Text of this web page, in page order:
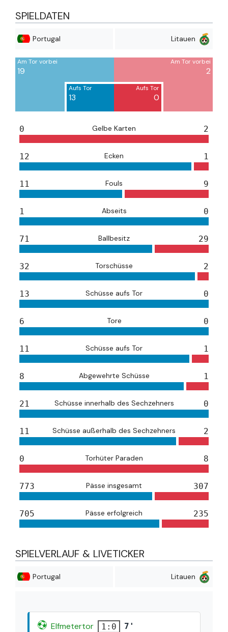
SPIELDATEN
Portugal Litauen
Am Tor vorbei
19
Aufs Tor
13
Aufs Tor
0
Am Tor vorbei
2
0 Gelbe Karten 2
12 Ecken 1
11 Fouls 9
1 Abseits 0
71 Ballbesitz 29
32 Torschüsse 2
13 Schüsse aufs Tor 0
6 Tore 0
11 Schüsse aufs Tor 1
8 Abgewehrte Schüsse 1
21 Schüsse innerhalb des Sechzehners 0
11 Schüsse außerhalb des Sechzehners 2
0 Torhüter Paraden 8
773 Pässe insgesamt 307
705 Pässe erfolgreich 235
SPIELVERLAUF & LIVETICKER
Portugal Litauen
Elfmetertor 1:0 7'